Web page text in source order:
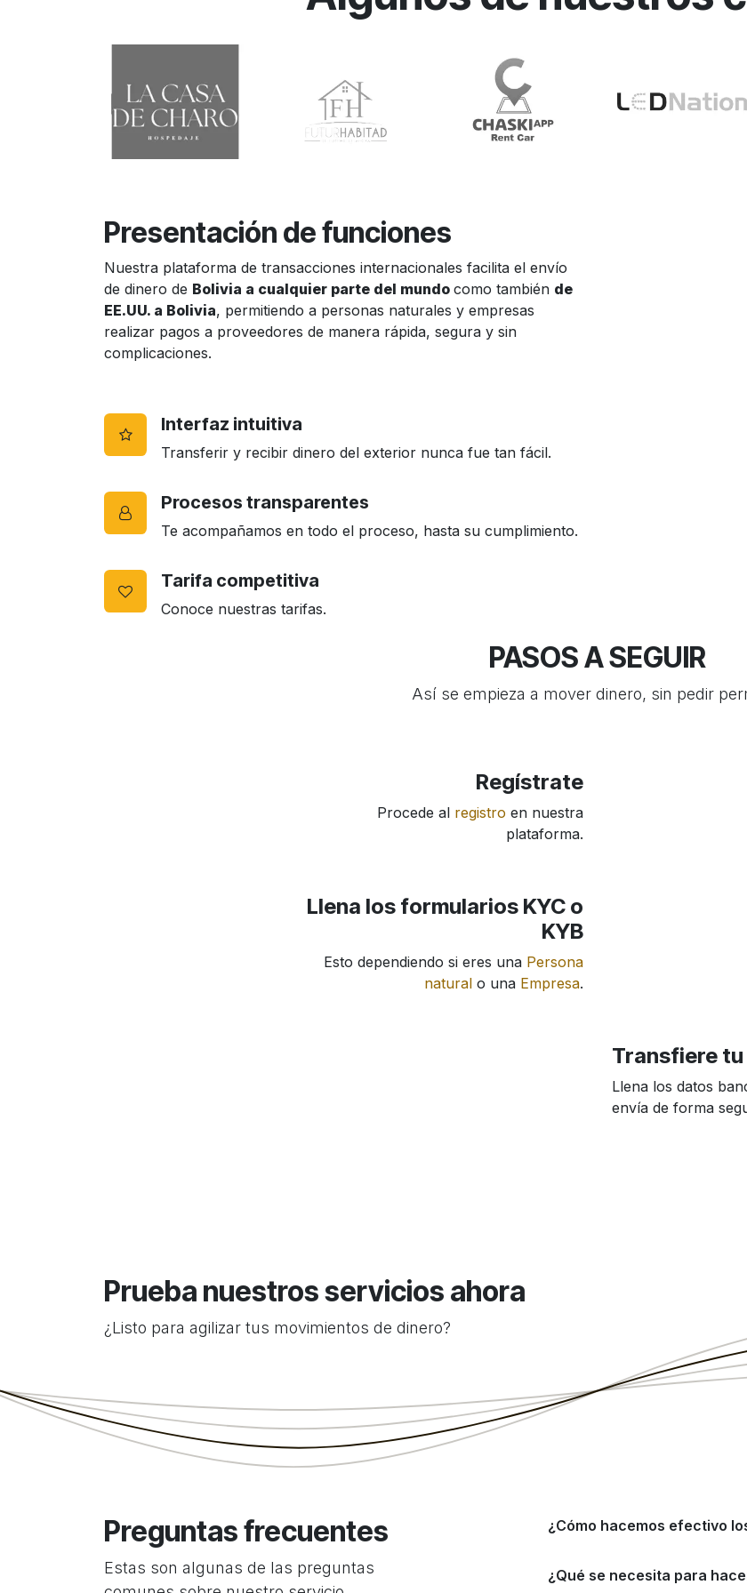
Presentación de funciones
Nuestra plataforma de transacciones internacionales facilita el envío
de dinero de Bolivia a cualquier parte del mundo como también de
EE.UU. a Bolivia, permitiendo a personas naturales y empresas
realizar pagos a proveedores de manera rápida, segura y sin
complicaciones.
Interfaz intuitiva
Transferir y recibir dinero del exterior nunca fue tan fácil.
Procesos transparentes
Te acompañamos en todo el proceso, hasta su cumplimiento.
Tarifa competitiva
Conoce nuestras tarifas.
PASOS A SEGUIR
Así se empieza a mover dinero, sin pedir
Regístrate
Procede al registro en nuestra
plataforma.
Llena los formularios KYC o
KYB
Esto dependiendo si eres una Persona
natural o una Empresa.
Transfiere
Llena los datos
envía de forma
Prueba nuestros servicios ahora
¿Listo para agilizar tus movimientos de dinero?
Preguntas frecuentes
Estas son algunas de las preguntas
¿Cómo hacemos efectivo
¿Qué se necesita para